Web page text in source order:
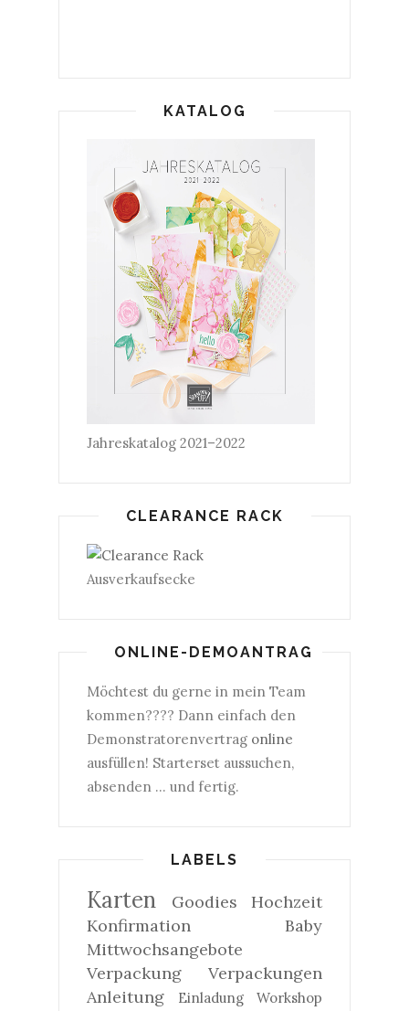
KATALOG
Jahreskatalog 2021–2022
CLEARANCE RACK
Ausverkaufsecke
ONLINE-DEMOANTRAG
Möchtest du gerne in mein Team
kommen???? Dann einfach den
Demonstratorenvertrag online
ausfüllen! Starterset aussuchen,
absenden ... und fertig.
LABELS
Karten Goodies
Hochzeit
Konfirmation
Baby
Mittwochsangebote
Verpackung
Verpackungen
Anleitung
Einladung
Workshop